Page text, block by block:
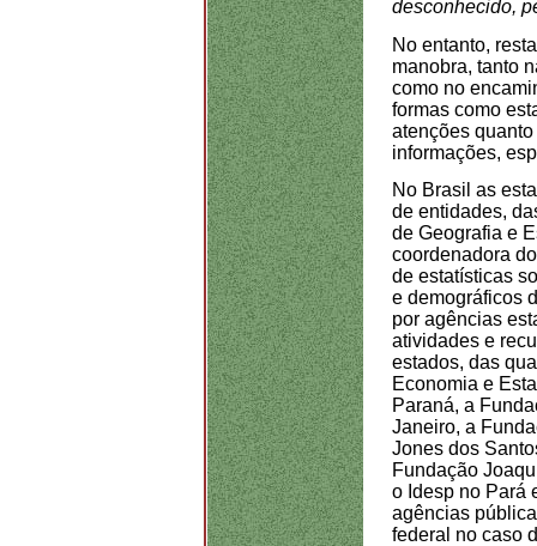
desconhecido,
No entanto,
manobra, tanto
como no
formas como
atenções
informações,
No Brasil as
de entidades,
de Geografia e
coordenadora
de estatísticas
e demográficos
por agências
atividades e
estados, das
Economia e
Paraná, a
Janeiro, a
Jones dos
Fundação
o Idesp no Pará
agências
federal no caso